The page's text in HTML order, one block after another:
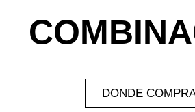
DONDE